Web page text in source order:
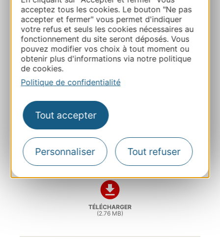
acceptez tous les cookies. Le bouton "Ne pas
accepter et fermer" vous permet d'indiquer
votre refus et seuls les cookies nécessaires au
fonctionnement du site seront déposés. Vous
pouvez modifier vos choix à tout moment ou
obtenir plus d'informations via notre politique
de cookies.
Politique de confidentialité
Tout accepter
Personnaliser Tout refuser
ANGLAIS - 2023 Nouveautés / News
This New for 2023 press pack is inspired by the
Occitanie Rail Tour and puts the spotlight on
activities and sites in Occitanie that can be
reached by public transport (regional trains or
coaches). Off the back of a major international
sporting event, it also covers the Rugby World
Cup with Toulouse hosting 5 matches next
TÉLÉCHARGER
(2.76 MB)